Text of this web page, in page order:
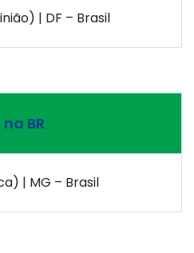
| DF – Brasil
BR
| MG – Brasil